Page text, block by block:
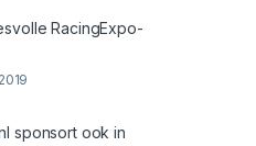
RacingExpo-
sponsort ook in